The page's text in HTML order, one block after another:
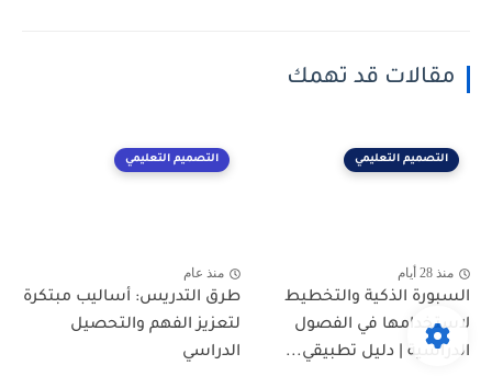
مقالات قد تهمك
التصميم التعليمي
منذ 28 أيام
السبورة الذكية والتخطيط
لاستخدامها في الفصول
الدراسية | دليل تطبيقي...
التصميم التعليمي
منذ عام
طرق التدريس: أساليب مبتكرة
لتعزيز الفهم والتحصيل
الدراسي